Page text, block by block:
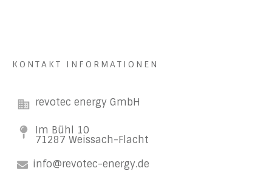
KONTAKT INFORMATIONEN
revotec energy GmbH
Im Bühl 10
71287 Weissach-Flacht
info@revotec-energy.de